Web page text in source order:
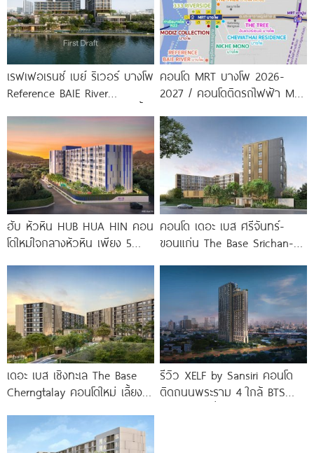
เรฟเฟอเรนซ์ เบย์ ริเวอร์ บางโพ
Reference BAIE River
จาก
คอนโด MRT บางโพ 2026-
2027 / คอนโดติดรถไฟฟ้า MRT
ฮับ หัวหิน HUB HUA HIN คอน
โดใหม่ใจกลางหัวหิน เพียง 5
คอนโด เดอะ เบส ศรีจันทร์-
ขอนแก่น The Base Srichan-
ขอนแก่น
เดอะ เบส เชิงทะเล The Base
Cherngtalay คอนโดใหม่ เลี้ยง
รีวิว XELF by Sansiri คอนโด
ติดถนนพระราม 4 ใกล้ BTS